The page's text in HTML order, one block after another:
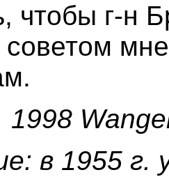
чтобы г-н
советом
1998
в 1955 г.